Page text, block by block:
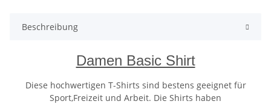
Beschreibung
Damen Basic Shirt
Diese hochwertigen T-Shirts sind bestens geeignet für
Sport,Freizeit und Arbeit. Die Shirts haben